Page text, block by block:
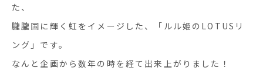
た、
朧朧国に輝く虹をイメージした、「ルル姫のLOTUSリ
ング」です。
なんと企画から数年の時を経て出来上がりました！